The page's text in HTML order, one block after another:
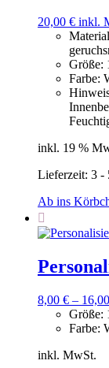
20,00 € inkl.
Material
Größe:
Farbe:
inkl. 19 %
Lieferzeit: 3 -
Ab ins
8,00 € – 16,00
Größe:
Farbe:
inkl. MwSt.